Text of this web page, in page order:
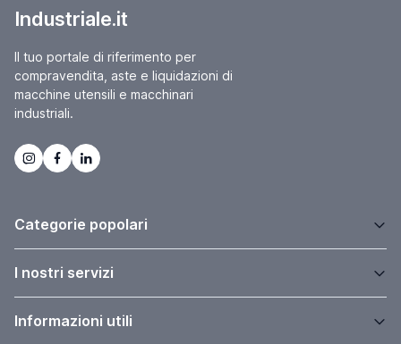
Industriale.it
Il tuo portale di riferimento per
compravendita, aste e liquidazioni di
macchine utensili e macchinari
industriali.
Categorie popolari
I nostri servizi
Informazioni utili